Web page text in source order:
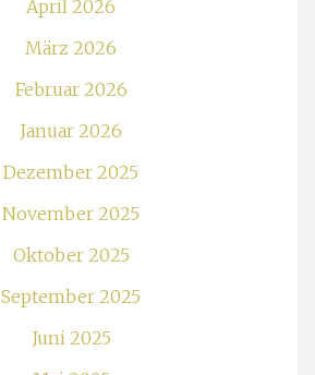
April 2026
März 2026
Februar 2026
Januar 2026
Dezember 2025
November 2025
Oktober 2025
September 2025
Juni 2025